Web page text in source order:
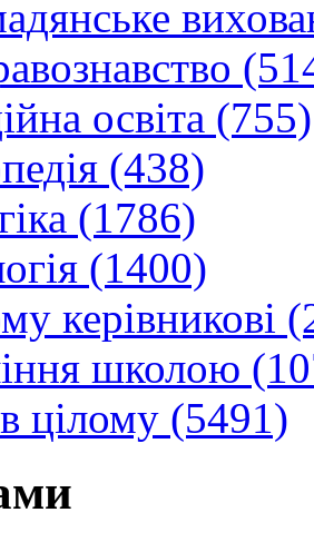
освіта (755)
(438)
(1786)
(1400)
керівникові
школою
цілому (5491)